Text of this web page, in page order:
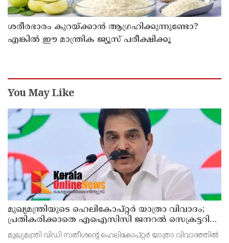
ശരീരഭാരം കുറയ്ക്കാൻ ആഗ്രഹിക്കുന്നുണ്ടോ?
എങ്കിൽ ഈ മാന്ത്രിക ജ്യൂസ് പരീക്ഷിക്കൂ
You May Like
മുഖ്യമന്ത്രിയുടെ ഹെലികോപ്റ്റര്‍ യാത്രാ വിവാദം;
പ്രതികരിക്കാതെ എഐസിസി ജനറല്‍ സെക്രട്ടറി
കെ സി വേണുഗോപാല്‍
മുഖ്യമന്ത്രി വിഡി സതീശന്റെ ഹെലികോപ്റ്റര്‍ യാത്രാ വിവാദത്തില്‍